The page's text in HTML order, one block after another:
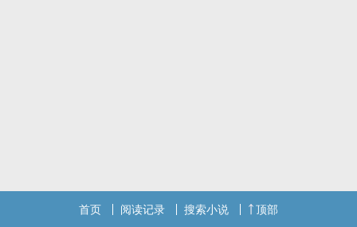
首页 阅读记录 搜索小说 顶部